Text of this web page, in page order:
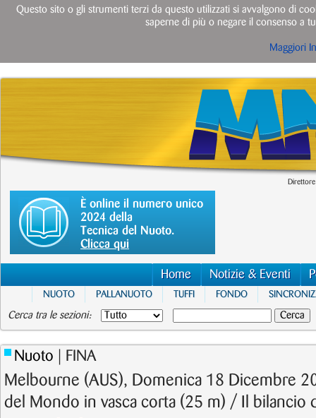
È online il numero unico
2024 della
Tecnica del Nuoto.
Clicca qui
Home Notizie & Eventi
NUOTO PALLANUOTO TUFFI FONDO
Cerca tra le sezioni:
Nuoto | FINA
Melbourne (AUS), Domenica 18 Dicembre
del Mondo in vasca corta (25 m) / Il bilancio
Questo sito o gli strumenti terzi da questo utilizzati si avvalgono di
saperne di più o negare il consenso a
Maggiori